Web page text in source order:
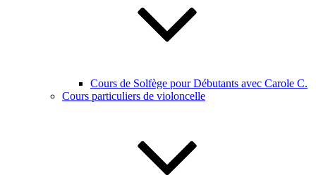
Cours de Solfège pour Débutants avec Carole C.
Cours particuliers de violoncelle